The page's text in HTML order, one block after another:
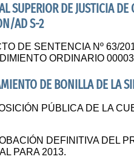
SUPERIOR DE JUSTICIA DE
AD S-2
DE SENTENCIA Nº 63/
ORDINARIO
DE BONILLA DE LA
PÚBLICA DE LA
DEFINITIVA DEL
PARA 2013.